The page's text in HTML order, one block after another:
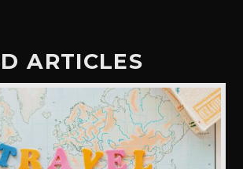
ARTICLES